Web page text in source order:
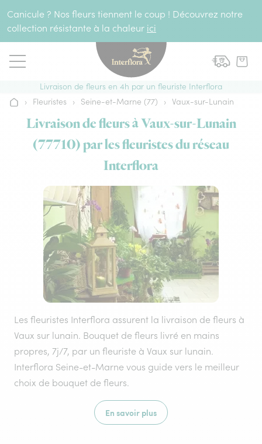
Canicule ? Nos fleurs tiennent le coup ! Découvrez notre
collection résistante à la chaleur ici
Livraison de fleurs en 4h par un fleuriste Interflora
Accueil
› Fleuristes › Seine-et-Marne (77) › Vaux-sur-Lunain
Livraison de fleurs à Vaux-sur-Lunain
(77710) par les fleuristes du réseau
Interflora
Les fleuristes Interflora assurent la livraison de fleurs à
Vaux sur lunain. Bouquet de fleurs livré en mains
propres, 7j/7, par un fleuriste à Vaux sur lunain.
Interflora Seine-et-Marne vous guide vers le meilleur
choix de bouquet de fleurs.
En savoir plus